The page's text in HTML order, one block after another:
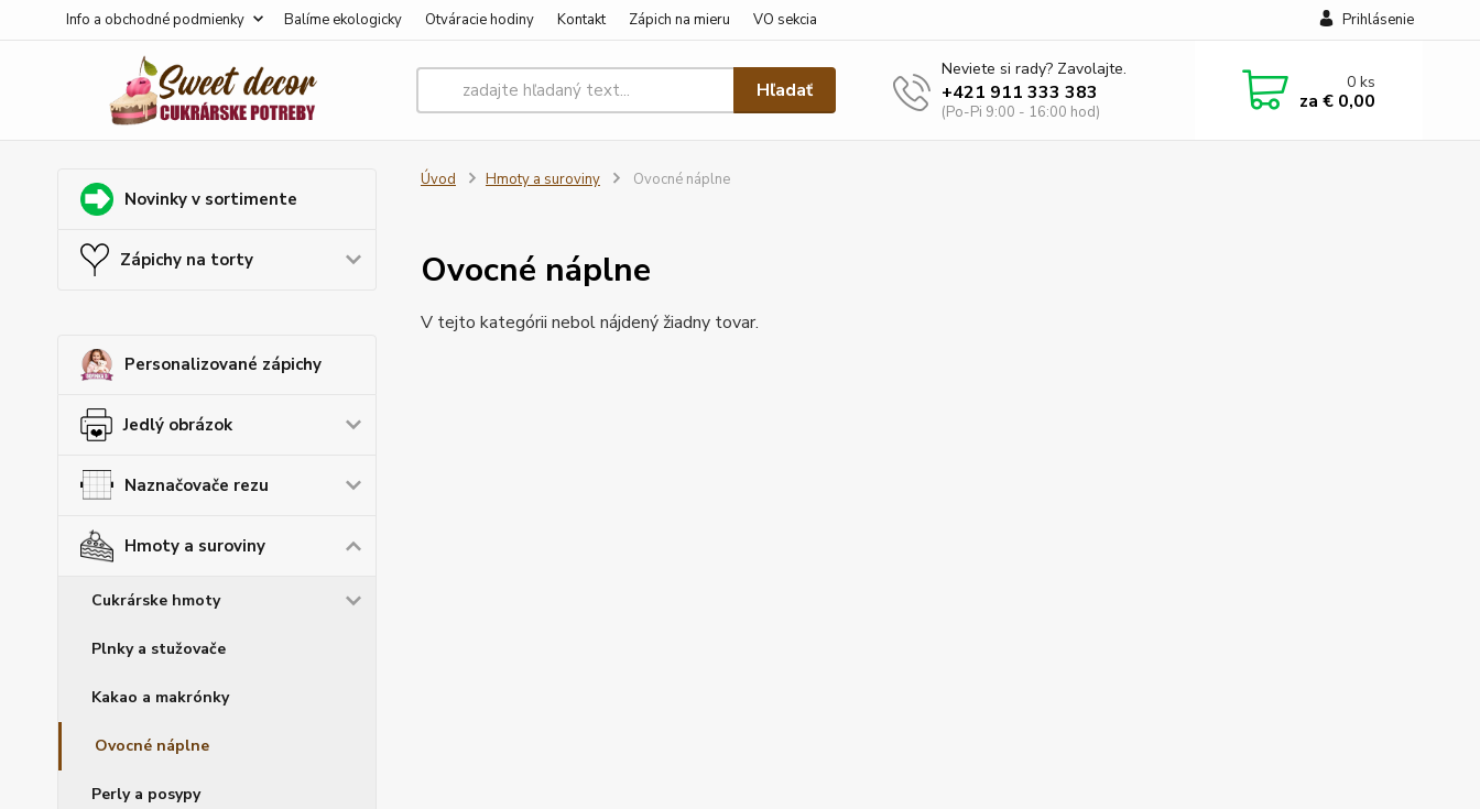
Info a obchodné podmienky Balíme ekologicky Otváracie hodiny Kontakt Zápich na mieru VO sekcia Prihlásenie
Hľadať
Neviete si rady? Zavolajte.
+421 911 333 383
(Po-Pi 9:00 - 16:00 hod)
0ks
za € 0,00
Novinky v sortimente
Zápichy na torty
Personalizované zápichy
Jedlý obrázok
Naznačovače rezu
Hmoty a suroviny
Cukrárske hmoty
Plnky a stužovače
Kakao a makrónky
Ovocné náplne
Perly a posypy
Úvod Hmoty a suroviny Ovocné náplne
Ovocné náplne
V tejto kategórii nebol nájdený žiadny tovar.